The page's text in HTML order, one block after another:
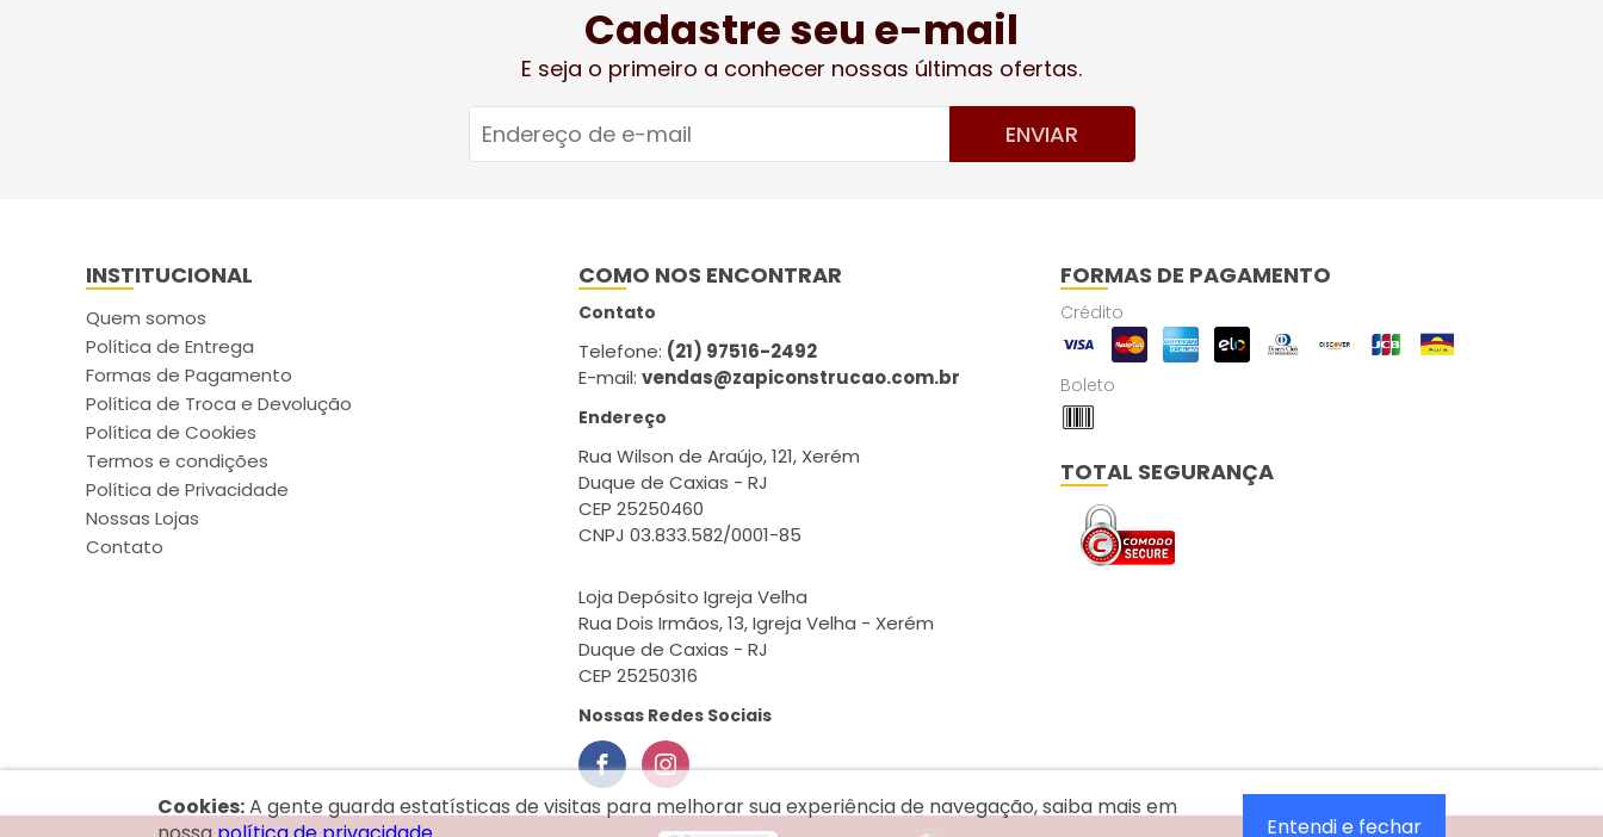
Cadastre seu e-mail
E seja o primeiro a conhecer nossas últimas ofertas.
ENVIAR
INSTITUCIONAL
Quem somos
Política de Entrega
Formas de Pagamento
Política de Troca e Devolução
Política de Cookies
Termos e condições
Política de Privacidade
Nossas Lojas
Contato
COMO NOS ENCONTRAR
Contato
Telefone: (21) 97516-2492
E-mail:vendas@zapiconstrucao.com.br
Endereço
Rua Wilson de Araújo, 121, Xerém
Duque de Caxias - RJ
CEP 25250460
CNPJ 03.833.582/0001-85
Loja Depósito Igreja Velha
Rua Dois Irmãos, 13, Igreja Velha - Xerém
Duque de Caxias - RJ
CEP 25250316
Nossas Redes Sociais
FORMAS DE PAGAMENTO
Crédito
Boleto
TOTAL SEGURANÇA
Cookies:A gente guarda estatísticas de visitas para melhorar sua experiência de navegação, saiba mais em
Entendi e fechar